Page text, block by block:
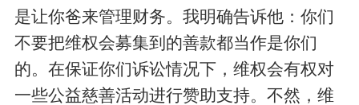
是让你爸来管理财务。我明确告诉他：你们
不要把维权会募集到的善款都当作是你们
的。在保证你们诉讼情况下，维权会有权对
一些公益慈善活动进行赞助支持。不然，维